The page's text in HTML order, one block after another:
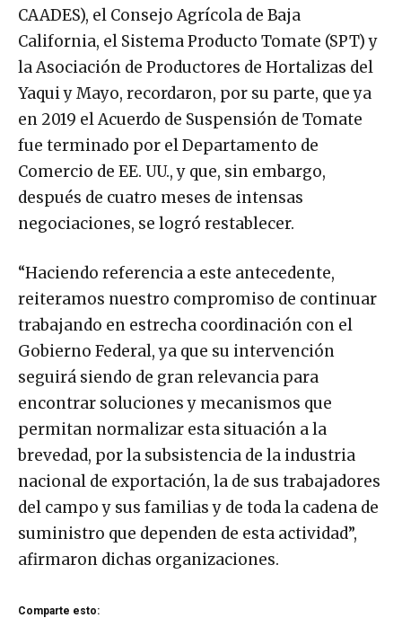
CAADES), el Consejo Agrícola de Baja
California, el Sistema Producto Tomate (SPT) y
la Asociación de Productores de Hortalizas del
Yaqui y Mayo, recordaron, por su parte, que ya
en 2019 el Acuerdo de Suspensión de Tomate
fue terminado por el Departamento de
Comercio de EE. UU., y que, sin embargo,
después de cuatro meses de intensas
negociaciones, se logró restablecer.
“Haciendo referencia a este antecedente,
reiteramos nuestro compromiso de continuar
trabajando en estrecha coordinación con el
Gobierno Federal, ya que su intervención
seguirá siendo de gran relevancia para
encontrar soluciones y mecanismos que
permitan normalizar esta situación a la
brevedad, por la subsistencia de la industria
nacional de exportación, la de sus trabajadores
del campo y sus familias y de toda la cadena de
suministro que dependen de esta actividad”,
afirmaron dichas organizaciones.
Comparte esto: